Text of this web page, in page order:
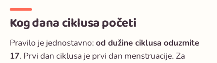
Kog dana ciklusa početi
Pravilo je jednostavno: od dužine ciklusa oduzmite
17. Prvi dan ciklusa je prvi dan menstruacije. Za